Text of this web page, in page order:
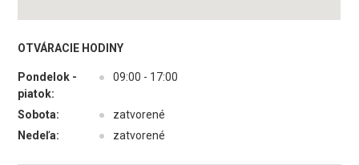
OTVÁRACIE HODINY
Pondelok -
piatok:
● 09:00 - 17:00
Sobota: ●
zatvorené
Nedeľa:
● zatvorené